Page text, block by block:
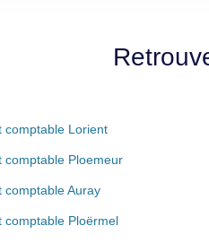
comptable Lorient
comptable Ploemeur
comptable Auray
comptable Ploërmel